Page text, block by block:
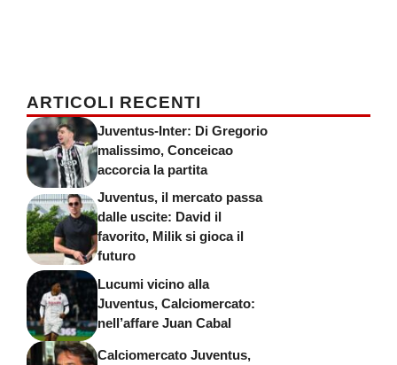
ARTICOLI RECENTI
Juventus-Inter: Di Gregorio
malissimo, Conceicao
accorcia la partita
Juventus, il mercato passa
dalle uscite: David il
favorito, Milik si gioca il
futuro
Lucumi vicino alla
Juventus, Calciomercato:
nell’affare Juan Cabal
Calciomercato Juventus,